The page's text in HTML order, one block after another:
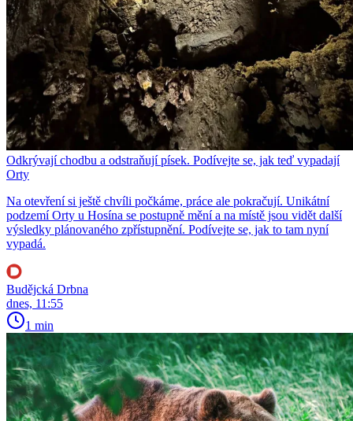
Odkrývají chodbu a odstraňují písek. Podívejte se, jak teď vypadají
Orty
Na otevření si ještě chvíli počkáme, práce ale pokračují. Unikátní
podzemí Orty u Hosína se postupně mění a na místě jsou vidět další
výsledky plánovaného zpřístupnění. Podívejte se, jak to tam nyní
vypadá.
Budějcká Drbna
dnes, 11:55
1 min